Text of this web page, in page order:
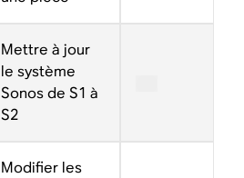
Mettre à jour
le système
Sonos de S1 à
S2
Modifier les